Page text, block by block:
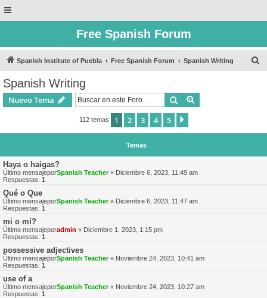
Free Spanish Forum
Spanish Institute of Puebla Free Spanish Forum Spanish Writing
Spanish Writing
Nuevo Tema Buscar
112 temas 1 2 3 4 5
Temas
Haya o haigas?
Último mensajeporSpanish Teacher« Diciembre 6, 2023, 11:49 am
Respuestas: 1
Qué o Que
Último mensajeporSpanish Teacher« Diciembre 6, 2023, 11:47 am
Respuestas: 1
mi o mí?
Último mensajeporadmin « Diciembre 1, 2023, 1:15 pm
Respuestas: 1
possessive adjectives
Último mensajeporSpanish Teacher« Noviembre 24, 2023, 10:41 am
Respuestas: 1
use of a
Último mensajeporSpanish Teacher« Noviembre 24, 2023, 10:27 am
Respuestas: 1